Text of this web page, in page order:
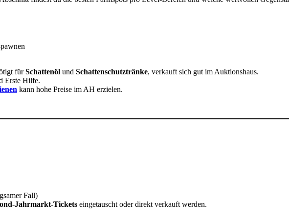
fürSchattenöl und Schattenschutztränke, verkauft sich gut im Auktionshaus.
Erste Hilfe.
kann hohe Preise im AH erzielen.
Fall)
Jahrmarkt-Tickets eingetauscht oder direkt verkauft werden.